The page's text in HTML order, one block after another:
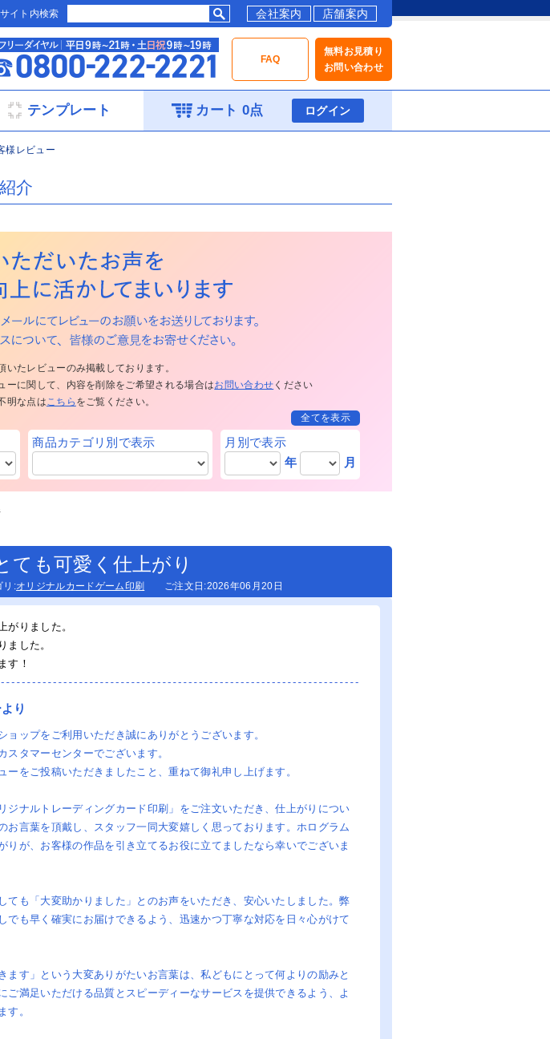
サイト内検索 会社案内 店舗案内
FAQ
無料お見積り
お問い合わせ
テンプレート カート 0点 ログイン
様レビュー
介
たレビューのみ掲載しております。
ーに関して、内容を削除をご希望される場合はお問い合わせ ください
明な点はこちら をご覧ください。
全てを表示
商品カテゴリ別で表示
月別で表示
年
月
ても可愛く仕上がり
リ:オリジナルカードゲーム印刷 ご注文日:2026年06月20日
がりました。
ました。
す！
り
ョップをご利用いただき誠にありがとうございます。
スタマーセンターでございます。
ーをご投稿いただきましたこと、重ねて御礼申し上げます。
ジナルトレーディングカード印刷」をご注文いただき、仕上がりについ
お言葉を頂戴し、スタッフ一同大変嬉しく思っております。ホログラム
りが、お客様の作品を引き立てるお役に立てましたなら幸いでございま
ても「大変助かりました」とのお声をいただき、安心いたしました。弊
でも早く確実にお届けできるよう、迅速かつ丁寧な対応を日々心がけて
ます」という大変ありがたいお言葉は、私どもにとって何よりの励みと
ご満足いただける品質とスピーディーなサービスを提供できるよう、よ
す。